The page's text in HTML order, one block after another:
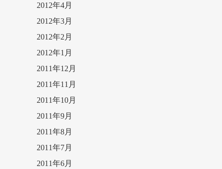
2012年4月
2012年3月
2012年2月
2012年1月
2011年12月
2011年11月
2011年10月
2011年9月
2011年8月
2011年7月
2011年6月